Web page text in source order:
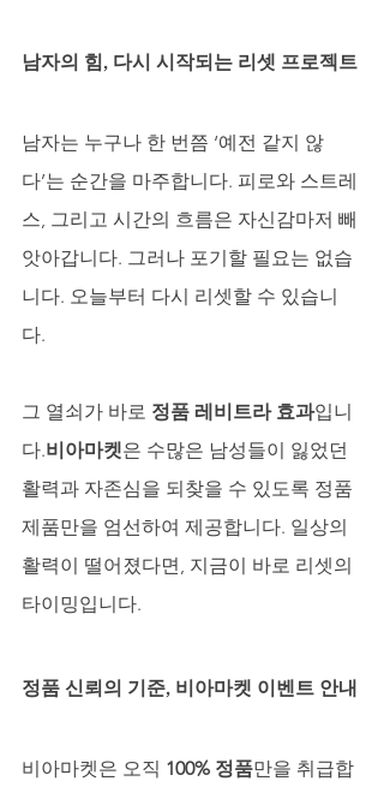
남자의 힘, 다시 시작되는 리셋 프로젝트
남자는 누구나 한 번쯤 ‘예전 같지 않
다’는 순간을 마주합니다. 피로와 스트레
스, 그리고 시간의 흐름은 자신감마저 빼
앗아갑니다. 그러나 포기할 필요는 없습
니다. 오늘부터 다시 리셋할 수 있습니
다.
그 열쇠가 바로 정품 레비트라 효과입니
다.비아마켓은 수많은 남성들이 잃었던
활력과 자존심을 되찾을 수 있도록 정품
제품만을 엄선하여 제공합니다. 일상의
활력이 떨어졌다면, 지금이 바로 리셋의
타이밍입니다.
정품 신뢰의 기준, 비아마켓 이벤트 안내
비아마켓은 오직 100% 정품만을 취급합